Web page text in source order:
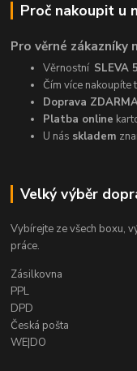
Proč nakoupit u
Pro věrné zákazníky
Věrnostní SLEVA
Čím více nakoupíte
Doprava
Platba online
U nás skladem
Velký výběr
Vybírejte ze všech boxu,
práce.
Zásilkovna
PPL
DPD
Česká pošta
WE|DO